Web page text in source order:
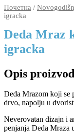
Почетна /
igracka
Deda Mraz
igracka
Opis
Deda Mrazom koji se
drvo, napolju u
Neverovatan dizajn i
penjanja Deda Mraza